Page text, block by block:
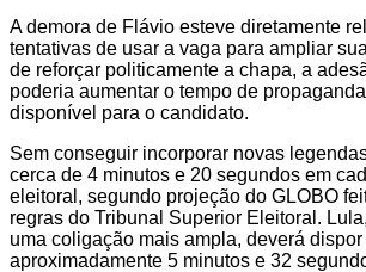
A demora de Flávio esteve diretamente
tentativas de usar a vaga para ampliar
de reforçar politicamente a chapa, a
poderia aumentar o tempo de
disponível para o candidato.
Sem conseguir incorporar novas
cerca de 4 minutos e 20 segundos em
eleitoral, segundo projeção do GLOBO
regras do Tribunal Superior Eleitoral.
uma coligação mais ampla, deverá dispor
aproximadamente 5 minutos e 32